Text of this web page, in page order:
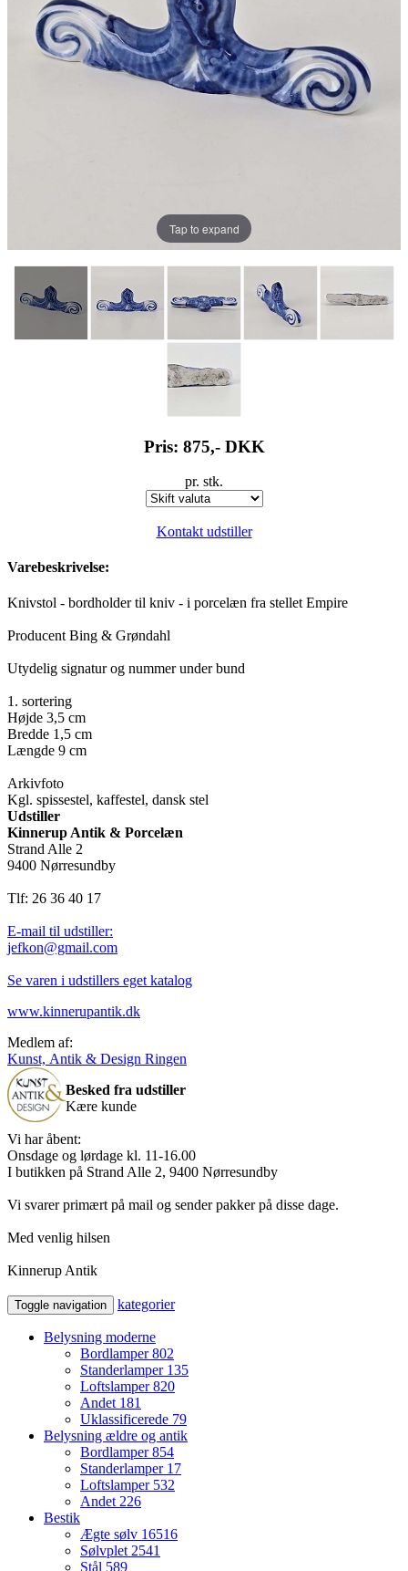
Tap to expand
Pris: 875,- DKK
pr. stk.
Kontakt udstiller
Varebeskrivelse:
Knivstol - bordholder til kniv - i porcelæn fra stellet Empire
Producent Bing & Grøndahl
Utydelig signatur og nummer under bund
1. sortering
Højde 3,5 cm
Bredde 1,5 cm
Længde 9 cm
Arkivfoto
Kgl. spissestel, kaffestel, dansk stel
Udstiller
Kinnerup Antik & Porcelæn
Strand Alle 2
9400 Nørresundby
Tlf: 26 36 40 17
E-mail til udstiller:
jefkon@gmail.com
Se varen i udstillers eget katalog
www.kinnerupantik.dk
Medlem af:
Kunst, Antik & Design Ringen
Besked fra udstiller
Kære kunde
Vi har åbent:
Onsdage og lørdage kl. 11-16.00
I butikken på Strand Alle 2, 9400 Nørresundby
Vi svarer primært på mail og sender pakker på disse dage.
Med venlig hilsen
Kinnerup Antik
Toggle navigation kategorier
Belysning moderne
Bordlamper802
Standerlamper 135
Loftslamper820
Andet 181
Uklassificerede 79
Belysning ældre og antik
Bordlamper854
Standerlamper 17
Loftslamper 532
Andet226
Bestik
Ægte sølv 16516
Sølvplet2541
Stål 589